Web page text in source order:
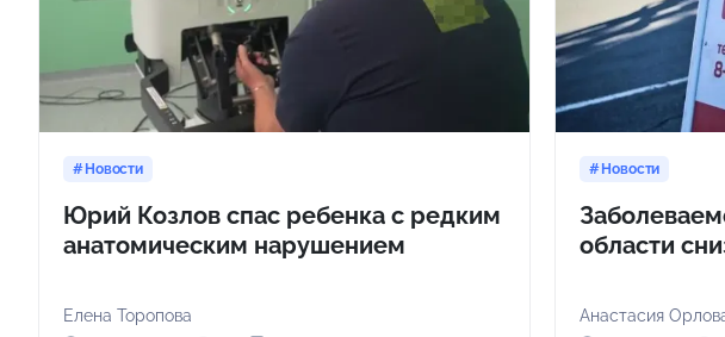
Новости
Юрий Козлов спас ребенка с редким
анатомическим нарушением
Елена Торопова
Новости
области
Анастасия